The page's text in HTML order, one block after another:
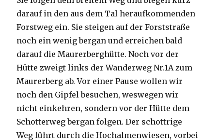
darauf in den aus dem Tal heraufkommenden
Forstweg ein. Sie steigen auf der Forststraße
noch ein wenig bergan und erreichen bald
darauf die Maurerberghütte. Noch vor der
Hütte zweigt links der Wanderweg Nr.1A zum
Maurerberg ab. Vor einer Pause wollen wir
noch den Gipfel besuchen, weswegen wir
nicht einkehren, sondern vor der Hütte dem
Schotterweg bergan folgen. Der schottrige
Weg führt durch die Hochalmenwiesen, vorbei